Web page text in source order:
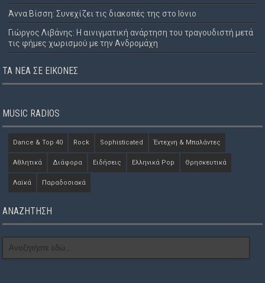
Άννα Βίσση: Συνεχίζει τις διακοπές της στο Ιόνιο
Γιώργος Λιβάνης: Η αινιγματική ανάρτηση του τραγουδιστή μετά
τις φήμες χωρισμού με την Ανδρομάχη
ΤΑ ΝΈΑ ΣΕ ΕΙΚΌΝΕΣ
MUSIC RADIOS
Dance & Top 40 Rock Sophisticated Έντεχνη & Μπαλάντες
Αθλητικά Διάφορα Ειδήσεις Ελληνικά Pop Θρησκευτικά
Λαϊκά Παραδοσιακά
ΑΝΑΖΗΤΗΣΗ